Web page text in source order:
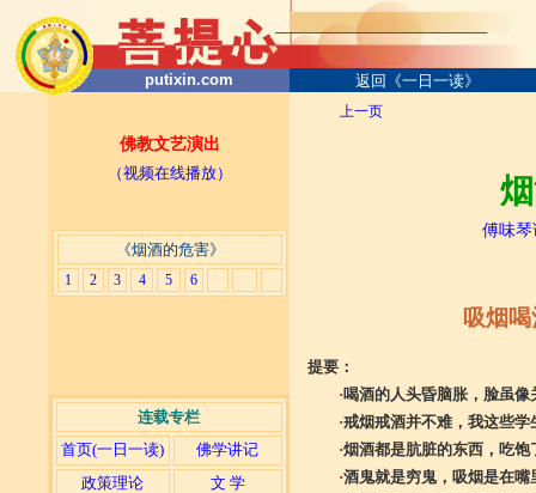
佛教文艺演出
（视频在线播放）
putixin.com 返回《一日一读》
《烟酒的危害》
1 2 3 4 5 6
连载专栏
首页(一日一读)
佛学讲记
政策理论
文 学
上一页
傅味琴
吸烟
提要：
·喝酒的人头昏脑胀，脸虽像
·戒烟戒酒并不难，我这些学
·烟酒都是肮脏的东西，吃
·酒鬼就是穷鬼，吸烟是在嘴